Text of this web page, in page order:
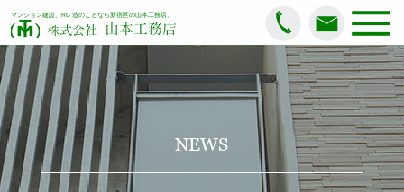
マンション建設、RC 造のことなら新宿区の山本工務店。
株式会社 山本工務店
NEWS